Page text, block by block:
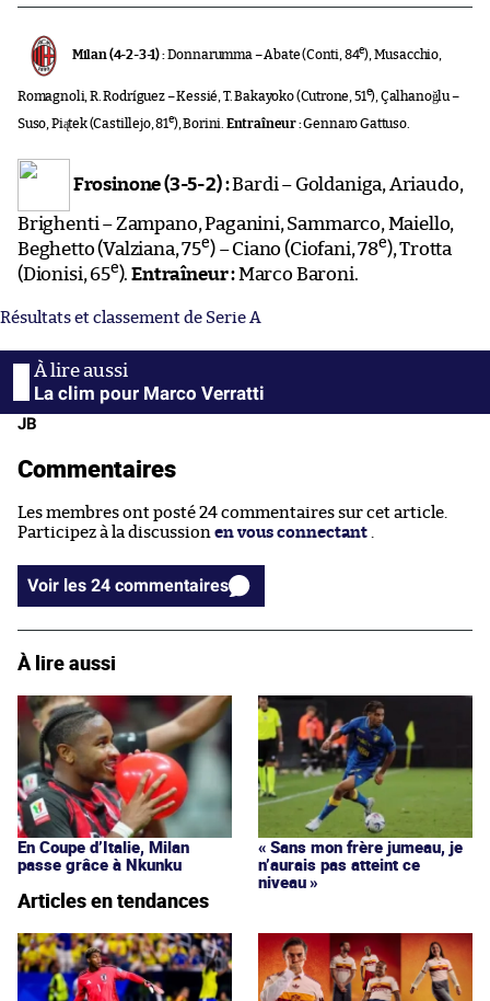
Milan (4-2-3-1) :Donnarumma – Abate (Conti, 84e), Musacchio,
Romagnoli, R. Rodríguez – Kessié, T. Bakayoko (Cutrone, 51e), Çalhanoğlu –
Suso, Piątek (Castillejo, 81e), Borini. Entraîneur :Gennaro Gattuso.
Frosinone (3-5-2) :Bardi – Goldaniga, Ariaudo,
Brighenti – Zampano, Paganini, Sammarco, Maiello,
Beghetto (Valziana, 75e) – Ciano (Ciofani, 78e), Trotta
(Dionisi, 65e).Entraîneur :Marco Baroni.
Résultats et classement de Serie A
La clim pour Marco Verratti
JB
Commentaires
Les membres ont posté 24 commentaires sur cet article.
Participez à la discussion en vous connectant
Voir les 24 commentaires
À lire aussi
En Coupe d’Italie, Milan
passe grâce à Nkunku
« Sans mon frère jumeau, je
n’aurais pas atteint ce
niveau »
Articles en tendances